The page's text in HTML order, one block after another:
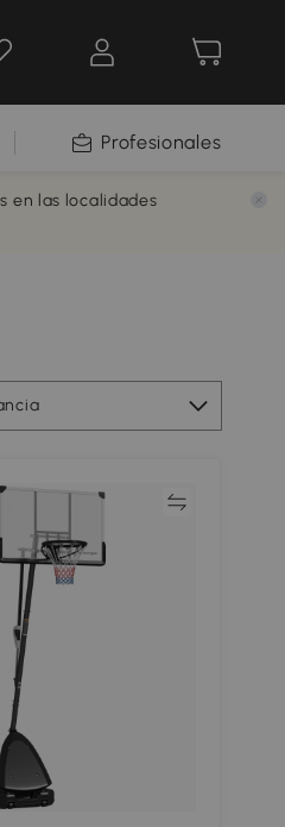
Profesionales
en las localidades
Comparar